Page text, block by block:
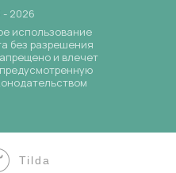
использование
без разрешения
и влечет
2026
Tilda